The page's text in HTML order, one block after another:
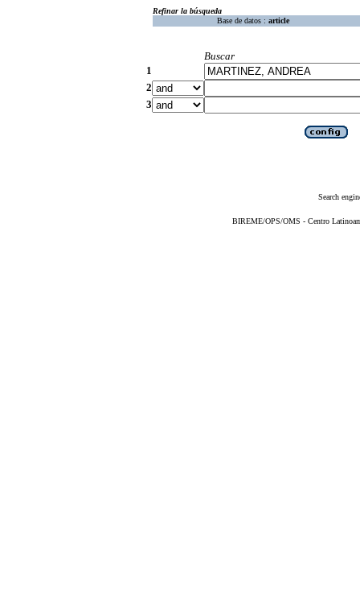
Refinar la búsqueda
Base de datos : article
Buscar
1
2
3
Search
BIREME/OPS/OMS - Centro